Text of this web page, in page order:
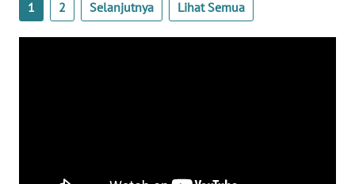
1 2 Selanjutnya Lihat Semua
NUSANTARA